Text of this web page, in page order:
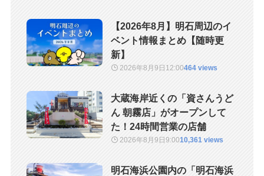
【2026年8月】明石周辺のイ
ベント情報まとめ【随時更
新】
2026年8月9日 12:00464 views
大蔵海岸近くの「資さんうど
ん 朝霧店」がオープンして
た！24時間営業の店舗
2026年8月9日9:0010,361 views
明石海浜公園内の「明石海浜